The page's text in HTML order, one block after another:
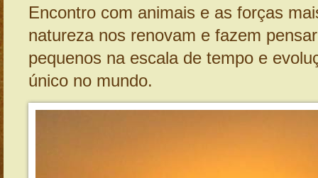
Encontro com animais e as forças
natureza nos renovam e fazem
pequenos na escala de tempo e
único no mundo.